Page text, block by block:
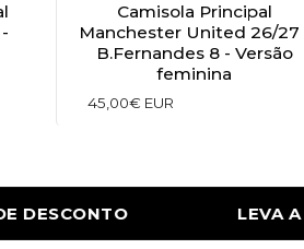
Camisola Principal
Manchester United 26/27
B.Fernandes 8 - Versão
feminina
45,00€ EUR
LEVA A 2ª